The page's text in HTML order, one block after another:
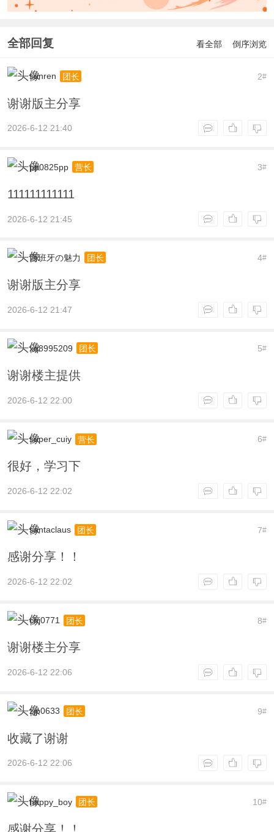
全部回复 看全部 倒序浏览
2#
sunren 团长
谢谢版主分享
2026-6-12 21:40
3#
pp0825pp 营长
111111111111
2026-6-12 21:45
4#
西班牙の魅力 团长
谢谢版主分享
2026-6-12 21:47
5#
xq8995209 团长
谢谢楼主提供
2026-6-12 22:00
6#
super_cuiy 营长
很好，学习下
2026-6-12 22:02
7#
santaclaus 团长
感谢分享！！
2026-6-12 22:02
8#
chj0771 团长
谢谢楼主分享
2026-6-12 22:06
9#
zjp0633 团长
收藏了谢谢
2026-6-12 22:06
10#
happy_boy 团长
感谢分享！！